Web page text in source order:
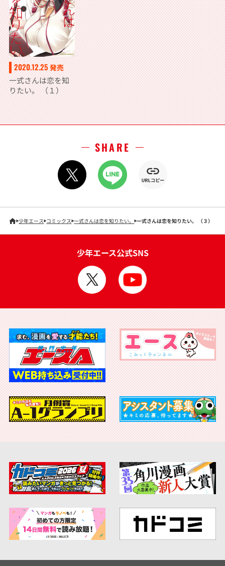
2020.12.25 発売
一式さんは恋を知
りたい。 （１）
SHARE
少年エース コミックス 一式さんは恋を知りたい。 一式さんは恋を知りたい。 （３）
少年エース公式SNS